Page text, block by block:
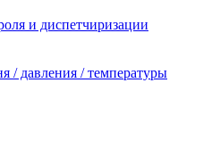
и диспетчиризации
/ давления / температуры